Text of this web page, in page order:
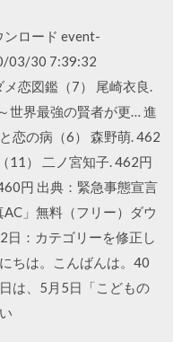
ンロード event-
03/30 7:39:32
恋図鑑（7） 尾崎衣良.
世界最強の賢者が更… 進
恋の病（6） 森野萌. 462
11） 二ノ宮知子. 462円
円 出典：緊急事態宣言
」無料（フリー）ダウ
日：カテゴリーを修正し
ちは。こんばんは。40
は、5月5日「こどもの